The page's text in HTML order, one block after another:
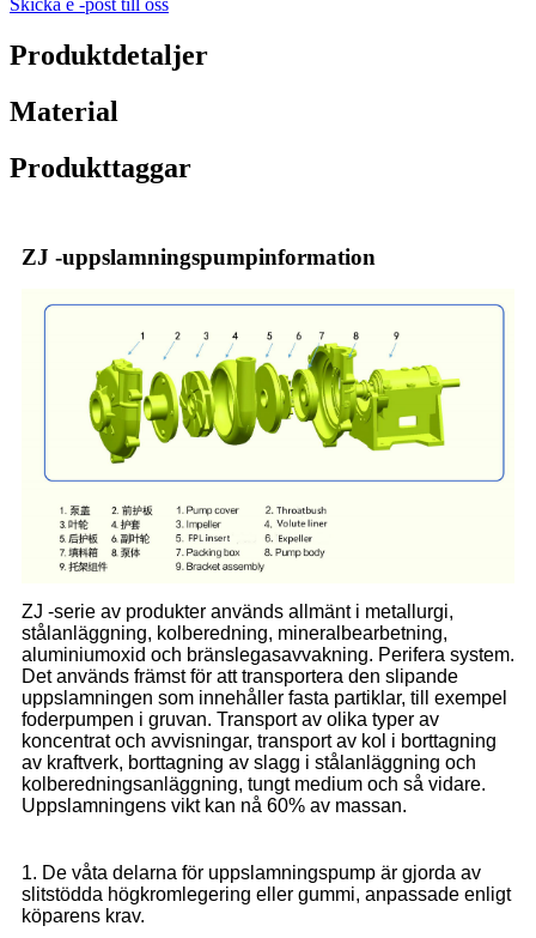
Skicka e -post till oss
Produktdetaljer
Material
Produkttaggar
ZJ -uppslamningspumpinformation
ZJ -serie av produkter används allmänt i metallurgi,
stålanläggning, kolberedning, mineralbearbetning,
aluminiumoxid och bränslegasavvakning. Perifera system.
Det används främst för att transportera den slipande
uppslamningen som innehåller fasta partiklar, till exempel
foderpumpen i gruvan. Transport av olika typer av
koncentrat och avvisningar, transport av kol i borttagning
av kraftverk, borttagning av slagg i stålanläggning och
kolberedningsanläggning, tungt medium och så vidare.
Uppslamningens vikt kan nå 60% av massan.
1. De våta delarna för uppslamningspump är gjorda av
slitstödda högkromlegering eller gummi, anpassade enligt
köparens krav.